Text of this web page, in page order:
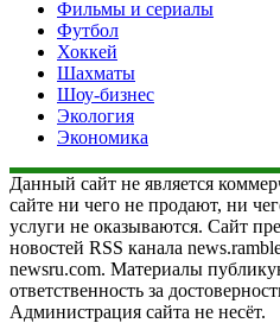
Фильмы и сериалы
Футбол
Хоккей
Шахматы
Шоу-бизнес
Экология
Экономика
Данный сайт не является
сайте ни чего не продают, ни
услуги не оказываются. Сайт
новостей RSS канала
newsru.com. Материалы
ответственность за
Администрация сайта не несёт.